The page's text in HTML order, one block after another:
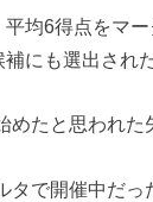
均6得点をマ
にも選出された
たと思われた
タで開催中だ